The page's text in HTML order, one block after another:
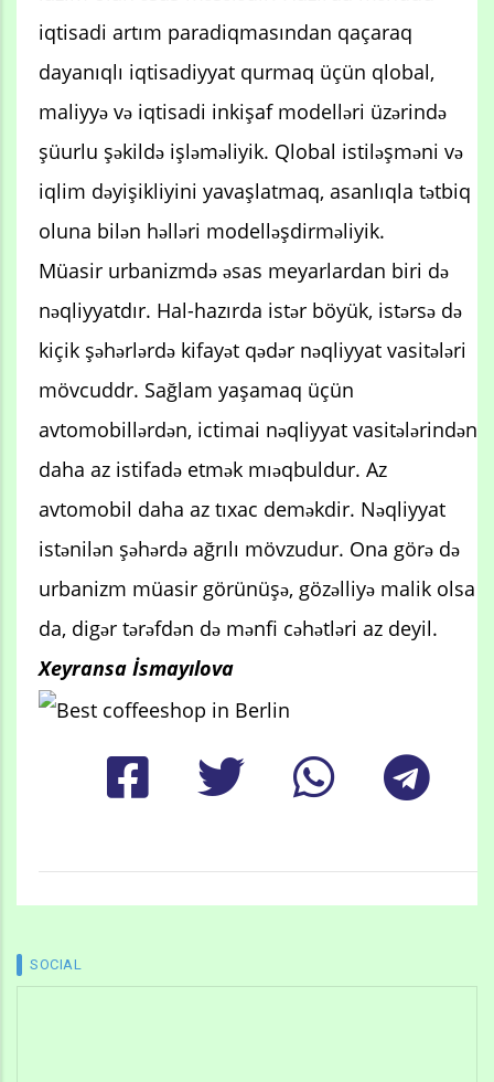
iqtisadi artım paradiqmasından qaçaraq
dayanıqlı iqtisadiyyat qurmaq üçün qlobal,
maliyyə və iqtisadi inkişaf modelləri üzərində
şüurlu şəkildə işləməliyik. Qlobal istiləşməni və
iqlim dəyişikliyini yavaşlatmaq, asanlıqla tətbiq
oluna bilən həlləri modelləşdirməliyik.
Müasir urbanizmdə əsas meyarlardan biri də
nəqliyyatdır. Hal-hazırda istər böyük, istərsə də
kiçik şəhərlərdə kifayət qədər nəqliyyat vasitələri
mövcuddr. Sağlam yaşamaq üçün
avtomobillərdən, ictimai nəqliyyat vasitələrindən
daha az istifadə etmək mıəqbuldur. Az
avtomobil daha az tıxac deməkdir. Nəqliyyat
istənilən şəhərdə ağrılı mövzudur. Ona görə də
urbanizm müasir görünüşə, gözəlliyə malik olsa
da, digər tərəfdən də mənfi cəhətləri az deyil.
Xeyransa İsmayılova
SOCIAL